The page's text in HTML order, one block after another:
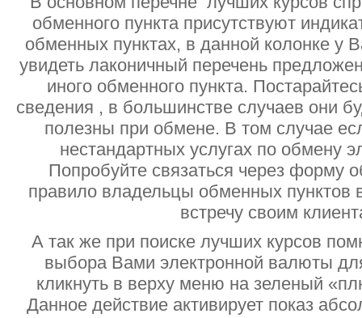
обменного пункта присутствуют
обменных пунктах, в данной колонке у
увидеть лаконичный перечень
иного обменного пункта.
сведения , в большинстве случаев они
полезны при обмене. В том случае
нестандартных услугах по обмену
Попробуйте связаться через форму
правило владельцы обменных пунктов
встречу своим
А так же при поиске лучших курсов
выбора Вами электронной валюты
кликнуть в верху меню на зеленый
Данное действие активирует показ